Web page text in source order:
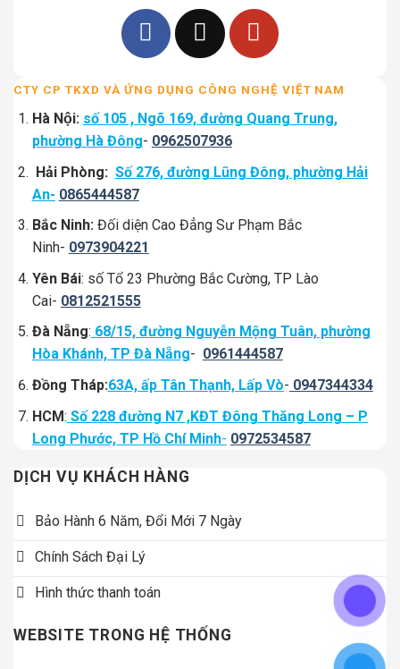
CTY CP TKXD VÀ ỨNG DỤNG CÔNG NGHỆ VIỆT NAM
Hà Nội: số 105 , Ngõ 169, đường Quang Trung,
phường Hà Đông- 0962507936
Hải Phòng: Số 276, đường Lũng Đông, phường Hải
An- 0865444587
Bắc Ninh: Đối diện Cao Đẳng Sư Phạm Bắc
Ninh- 0973904221
Yên Bái: số Tổ 23 Phường Bắc Cường, TP Lào
Cai- 0812521555
Đà Nẵng: 68/15, đường Nguyễn Mộng Tuân, phường
Hòa Khánh, TP Đà Nẵng- 0961444587
Đồng Tháp:63A, ấp Tân Thạnh, Lấp Vò- 0947344334
HCM: Số 228 đường N7 ,KĐT Đông Thăng Long – P
Long Phước, TP Hồ Chí Minh- 0972534587
DỊCH VỤ KHÁCH HÀNG
Bảo Hành 6 Năm, Đổi Mới 7 Ngày
Chính Sách Đại Lý
Hình thức thanh toán
WEBSITE TRONG HỆ THỐNG